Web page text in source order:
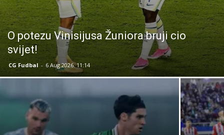
O potezu Vinisijusa Žuniora bruji cio
svijet!
CG Fudbal - 6 Aug 2026. 11:14